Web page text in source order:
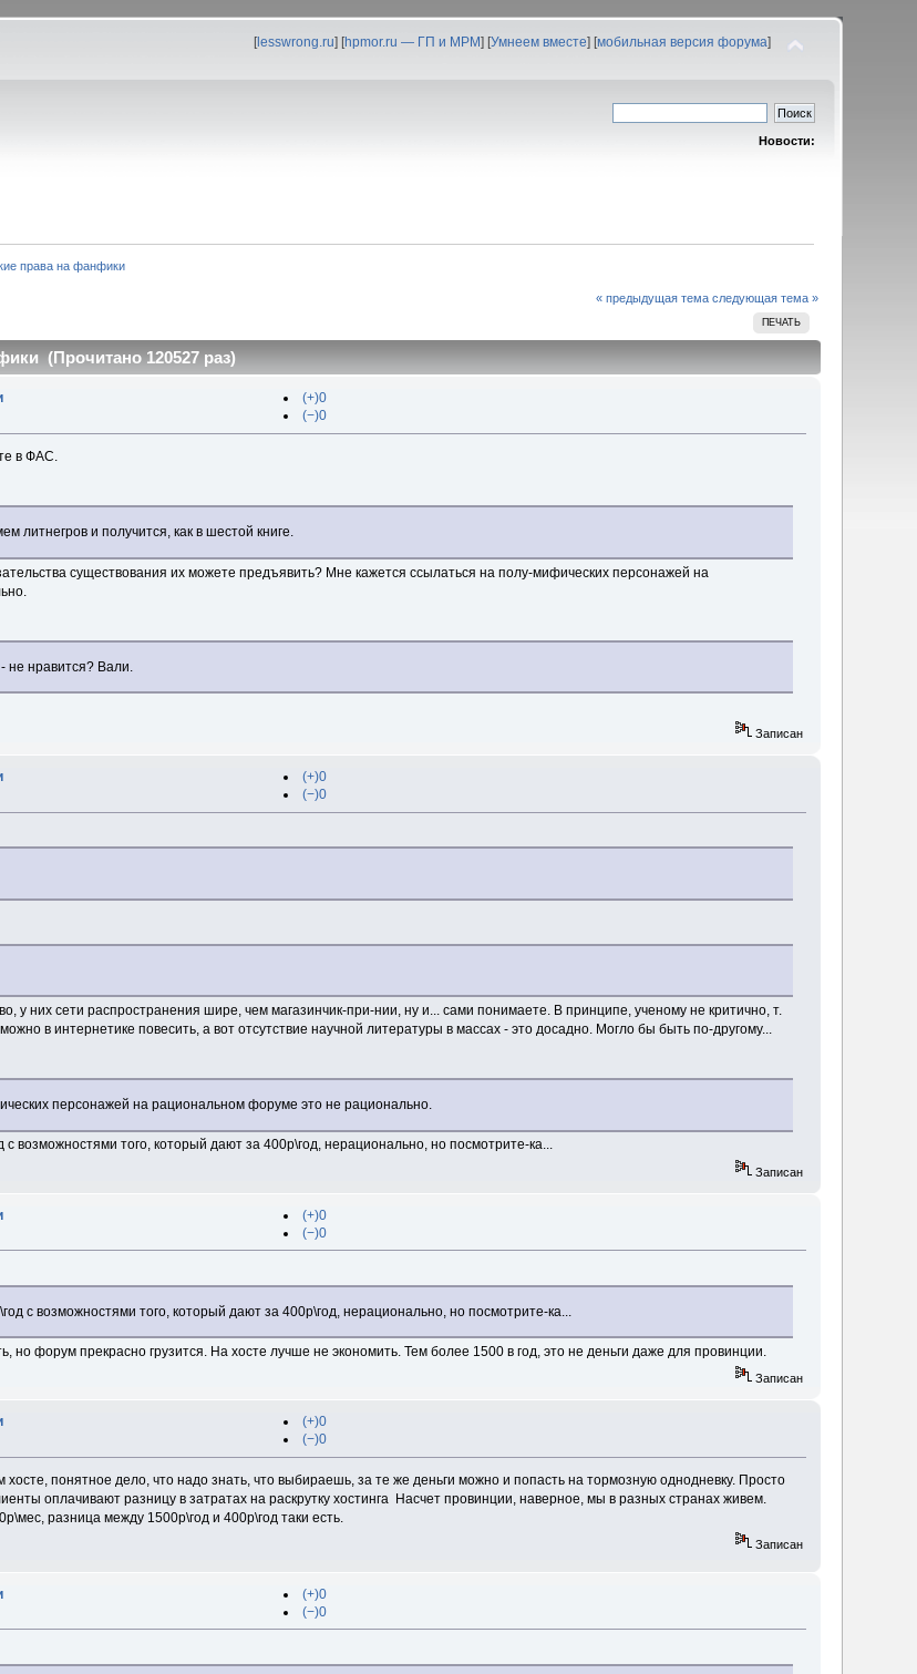
[lesswrong.ru] [hpmor.ru — ГП и МРМ] [Умнеем вместе] [мобильная версия форума]
Новости:
права на фанфики
« предыдущая тема следующая тема »
ПЕЧАТЬ
(Прочитано 120527 раз)
(+)0
(−)0
в ФАС.
литнегров и получится, как в шестой книге.
существования их можете предъявить? Мне кажется ссылаться на полу-мифических персонажей на
не нравится? Вали.
Записан
(+)0
(−)0
у них сети распространения шире, чем магазинчик-при-нии, ну и... сами понимаете. В принципе, ученому не критично, т.
в интернетике повесить, а вот отсутствие научной литературы в массах - это досадно. Могло бы быть по-другому...
персонажей на рациональном форуме это не рационально.
с возможностями того, который дают за 400р\год, нерационально, но посмотрите-ка...
Записан
(+)0
(−)0
с возможностями того, который дают за 400р\год, нерационально, но посмотрите-ка...
но форум прекрасно грузится. На хосте лучше не экономить. Тем более 1500 в год, это не деньги даже для провинции.
Записан
(+)0
(−)0
понятное дело, что надо знать, что выбираешь, за те же деньги можно и попасть на тормозную однодневку. Просто
оплачивают разницу в затратах на раскрутку хостинга Насчет провинции, наверное, мы в разных странах живем.
разница между 1500р\год и 400р\год таки есть.
Записан
(+)0
(−)0